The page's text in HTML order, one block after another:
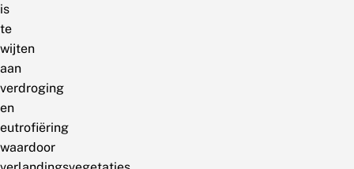
is
te
wijten
aan
verdroging
en
eutrofiëring
waardoor